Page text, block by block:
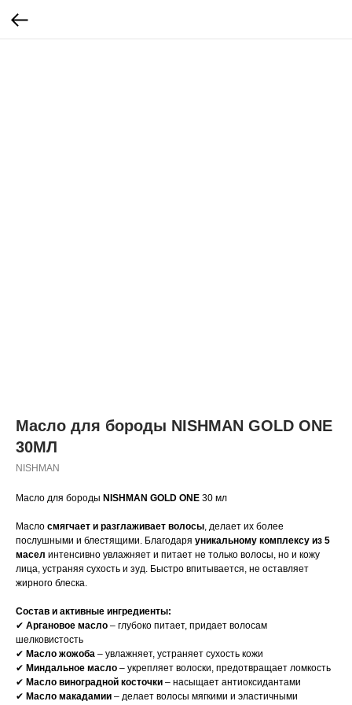
Масло для бороды NISHMAN GOLD ONE
30МЛ
NISHMAN
Масло для бороды NISHMAN GOLD ONE 30 мл
Масло смягчает и разглаживает волосы, делает их более
послушными и блестящими. Благодаря уникальному комплексу из 5
масел интенсивно увлажняет и питает не только волосы, но и кожу
лица, устраняя сухость и зуд. Быстро впитывается, не оставляет
жирного блеска.
Состав и активные ингредиенты:
✔ Аргановое масло – глубоко питает, придает волосам
шелковистость
✔ Масло жожоба – увлажняет, устраняет сухость кожи
✔ Миндальное масло – укрепляет волоски, предотвращает ломкость
✔ Масло виноградной косточки – насыщает антиоксидантами
✔ Масло макадамии – делает волосы мягкими и эластичными